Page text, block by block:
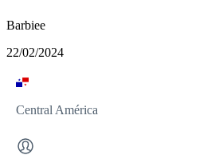
Barbiee
22/02/2024
Central América